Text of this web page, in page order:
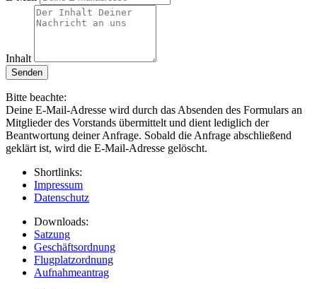
Inhalt
Senden
Bitte beachte:
Deine E-Mail-Adresse wird durch das Absenden des Formulars an
Mitglieder des Vorstands übermittelt und dient lediglich der
Beantwortung deiner Anfrage. Sobald die Anfrage abschließend
geklärt ist, wird die E-Mail-Adresse gelöscht.
Shortlinks:
Impressum
Datenschutz
Downloads:
Satzung
Geschäftsordnung
Flugplatzordnung
Aufnahmeantrag